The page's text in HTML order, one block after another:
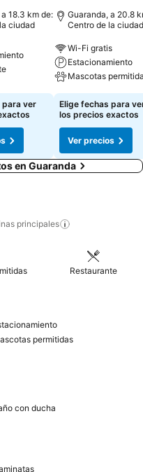
18.3 km de:
ciudad
para ver
Guaranda, a 20.8
Centro de la ciudad
Wi-Fi gratis
Estacionamiento
Mascotas
Elige fechas para
los precios exactos
Ver precios
en Guaranda
principales
Restaurante
permitidas
con ducha